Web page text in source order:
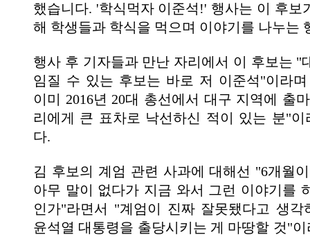
했습니다. '학식먹자 이준석!' 행사는 이 후보
해 학생들과 학식을 먹으며 이야기를 나누는
행사 후 기자들과 만난 자리에서 이 후보는 "
임질 수 있는 후보는 바로 저 이준석"이라
이미 2016년 20대 총선에서 대구 지역에 출
리에게 큰 표차로 낙선하신 적이 있는 분"이
다.
김 후보의 계엄 관련 사과에 대해선 "6개월
아무 말이 없다가 지금 와서 그런 이야기를
인가"라면서 "계엄이 진짜 잘못됐다고 생각
윤석열 대통령을 출당시키는 게 마땅할 것"